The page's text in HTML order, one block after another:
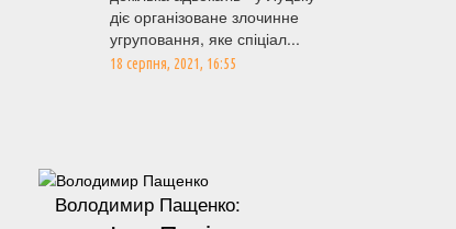
діє організоване злочинне
угруповання, яке спіціал...
18 серпня, 2021, 16:55
Володимир Пащенко: